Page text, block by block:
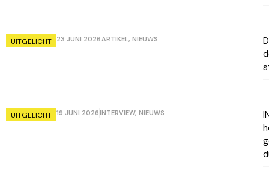
UITGELICHT 23 JUNI 2026 ARTIKEL , NIEUWS
UITGELICHT 19 JUNI 2026INTERVIEW, NIEUWS